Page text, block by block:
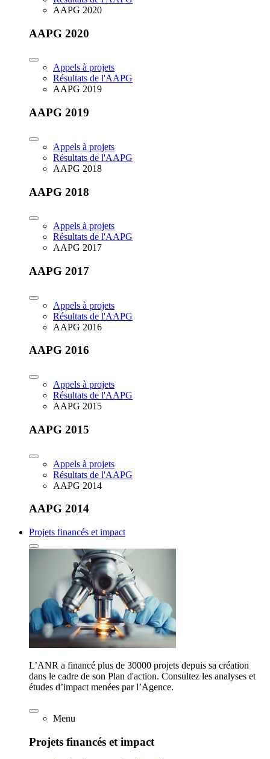
AAPG 2020
AAPG 2020
Appels à projets
Résultats de l'AAPG
AAPG 2019
AAPG 2019
Appels à projets
Résultats de l'AAPG
AAPG 2018
AAPG 2018
Appels à projets
Résultats de l'AAPG
AAPG 2017
AAPG 2017
Appels à projets
Résultats de l'AAPG
AAPG 2016
AAPG 2016
Appels à projets
Résultats de l'AAPG
AAPG 2015
AAPG 2015
Appels à projets
Résultats de l'AAPG
AAPG 2014
AAPG 2014
Projets financés et impact
L’ANR a financé plus de 30000 projets depuis sa création
dans le cadre de son Plan d'action. Consultez les analyses et
études d’impact menées par l’Agence.
Menu
Projets financés et impact